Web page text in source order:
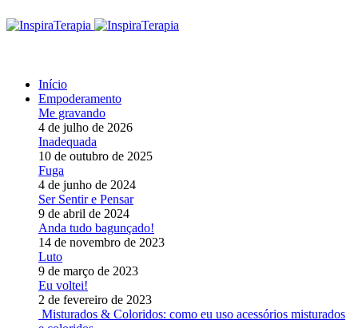
Início
Empoderamento
Me gravando
4 de julho de 2026
Inadequada
10 de outubro de 2025
Fuga
4 de junho de 2024
Ser Sentir e Pensar
9 de abril de 2024
Anda tudo bagunçado!
14 de novembro de 2023
Luto
9 de março de 2023
Eu voltei!
2 de fevereiro de 2023
Misturados & Coloridos: como eu uso acessórios misturados